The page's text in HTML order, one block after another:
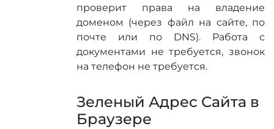
проверит права на владение
доменом (через файл на сайте, по
почте или по DNS). Работа с
документами не требуется, звонок
на телефон не требуется.
Зеленый Адрес Сайта в
Браузере